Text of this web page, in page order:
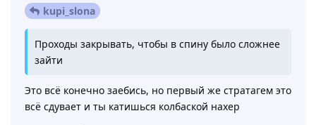
kupi_slona
Проходы закрывать, чтобы в спину было сложнее
зайти
Это всё конечно заебись, но первый же стратагем это
всё сдувает и ты катишься колбаской нахер